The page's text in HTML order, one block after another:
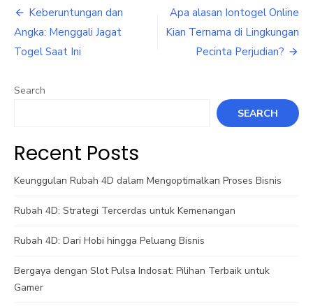
Post
navigation
Keberuntungan dan
Angka: Menggali Jagat
Togel Saat Ini
Apa alasan Iontogel Online
Kian Ternama di Lingkungan
Pecinta Perjudian?
Search
SEARCH
Recent Posts
Keunggulan Rubah 4D dalam Mengoptimalkan Proses Bisnis
Rubah 4D: Strategi Tercerdas untuk Kemenangan
Rubah 4D: Dari Hobi hingga Peluang Bisnis
Bergaya dengan Slot Pulsa Indosat: Pilihan Terbaik untuk
Gamer